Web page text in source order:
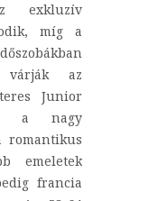
exkluzív
míg a
várják az
Junior
a nagy
romantikus
emeletek
francia